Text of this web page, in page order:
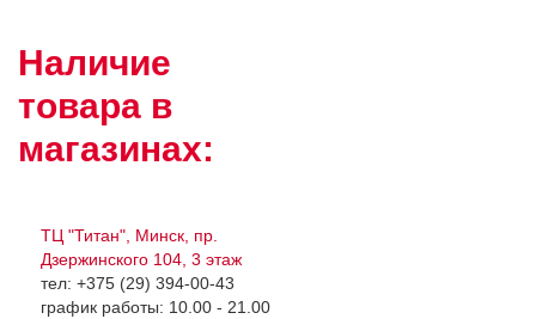
Наличие
товара в
магазинах:
ТЦ "Титан", Минск, пр.
Дзержинского 104, 3 этаж
тел: +375 (29) 394-00-43
график работы: 10.00 - 21.00